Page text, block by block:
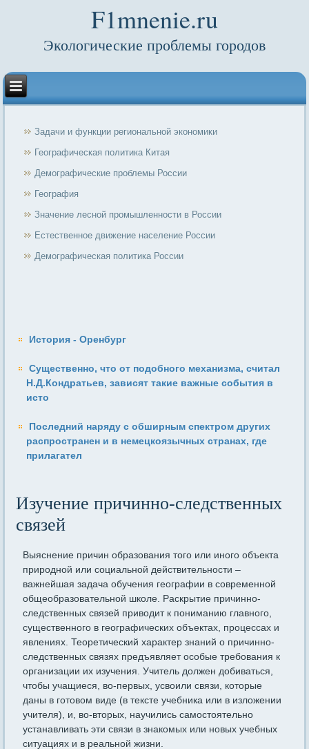
F1mnenie.ru
Экологические проблемы городов
Задачи и функции региональной экономики
Географическая политика Китая
Демографические проблемы России
География
Значение лесной промышленности в России
Естественное движение население России
Демографическая политика России
История - Оренбург
Существенно, что от подобного механизма, считал
Н.Д.Кондрать­ев, зависят такие важные события в
исто
Последний наряду с обширным спектром других
распространен и в немецкоязычных странах, где
прилагател
Изучение причинно-следственных
связей
Выяснение причин образования того или иного объекта
природной или социальной действительности –
важнейшая задача обучения географии в современной
общеобразовательной школе. Раскрытие причинно-
следственных связей приводит к пониманию главного,
существенного в географических объектах, процессах и
явлениях. Теоретический характер знаний о причинно-
следственных связях предъявляет особые требования к
организации их изучения. Учитель должен добиваться,
чтобы учащиеся, во-первых, усвоили связи, которые
даны в готовом виде (в тексте учебника или в изложении
учителя), и, во-вторых, научились самостоятельно
устанавливать эти связи в знакомых или новых учебных
ситуациях и в реальной жизни.